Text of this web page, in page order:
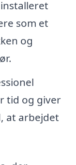
som et
og
tid og giver
at arbejdet